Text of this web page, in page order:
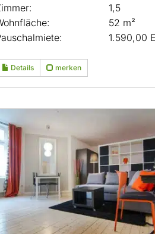
1,5
52 m²
1.590,00
Details merken